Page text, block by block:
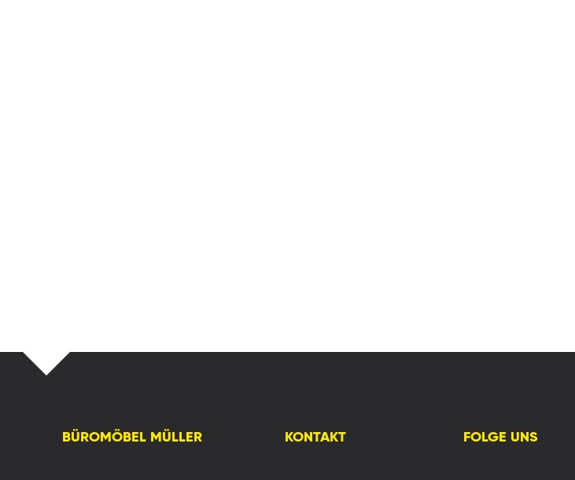
BÜROMÖBEL MÜLLER KONTAKT FOLGE UNS